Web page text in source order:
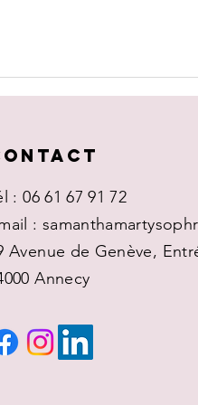
les tca et
addictions
: 06 61 67 91 72
:
Avenue de Genève,
Annecy